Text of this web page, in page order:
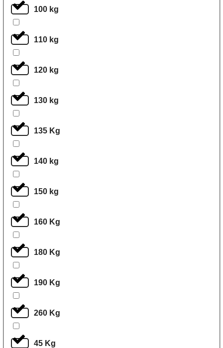
100 kg
110 kg
120 kg
130 kg
135 Kg
140 kg
150 kg
160 Kg
180 Kg
190 Kg
260 Kg
45 Kg